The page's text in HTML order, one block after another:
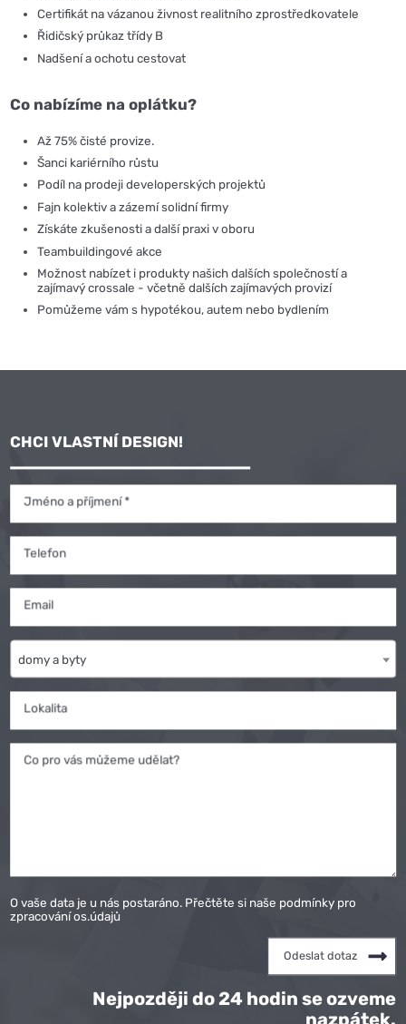
Certifikát na vázanou živnost realitního zprostředkovatele
Řidičský průkaz třídy B
Nadšení a ochotu cestovat
Co nabízíme na oplátku?
Až 75% čisté provize.
Šanci kariérního růstu
Podíl na prodeji developerských projektů
Fajn kolektiv a zázemí solidní firmy
Získáte zkušenosti a další praxi v oboru
Teambuildingové akce
Možnost nabízet i produkty našich dalších společností a
zajímavý crossale - včetně dalších zajímavých provizí
Pomůžeme vám s hypotékou, autem nebo bydlením
CHCI VLASTNÍ DESIGN!
Jméno a příjmení *
Telefon
Email
domy a byty
Lokalita
Co pro vás můžeme udělat?
O vaše data je u nás postaráno. Přečtěte si naše podmínky pro
zpracování os.údajů
Nejpozději do 24 hodin se ozveme
nazpátek.